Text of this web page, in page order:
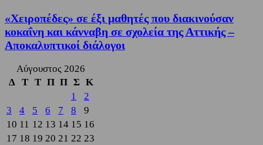
«Χειροπέδες» σε έξι μαθητές που διακινούσαν
κοκαΐνη και κάνναβη σε σχολεία της Αττικής –
Αποκαλυπτικοί διάλογοι
Αύγουστος 2026
Δ
Τ Τ Π Π Σ Κ
1
2
3
4 5 6 7 8
9
10 11 12 13 14 15 16
17 18 19 20 21 22 23